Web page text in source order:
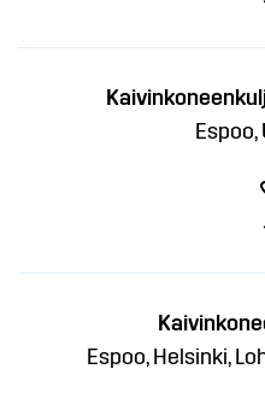
Espoo,
Espoo, Helsinki,